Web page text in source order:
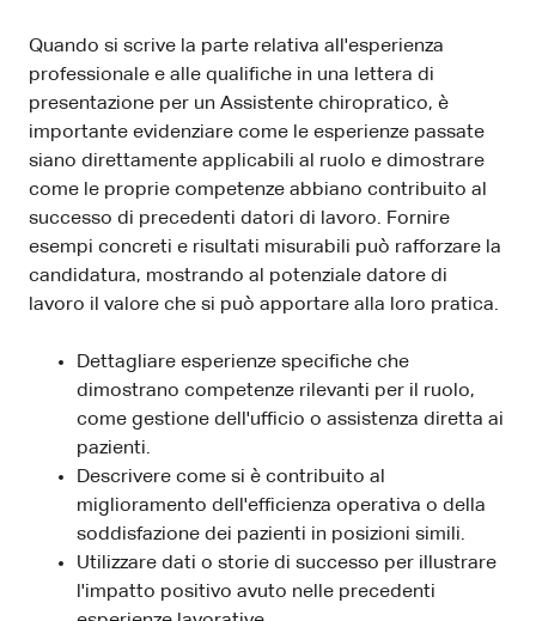
Quando si scrive la parte relativa all'esperienza
professionale e alle qualifiche in una lettera di
presentazione per un Assistente chiropratico, è
importante evidenziare come le esperienze passate
siano direttamente applicabili al ruolo e dimostrare
come le proprie competenze abbiano contribuito al
successo di precedenti datori di lavoro. Fornire
esempi concreti e risultati misurabili può rafforzare la
candidatura, mostrando al potenziale datore di
lavoro il valore che si può apportare alla loro pratica.
Dettagliare esperienze specifiche che
dimostrano competenze rilevanti per il ruolo,
come gestione dell'ufficio o assistenza diretta ai
pazienti.
Descrivere come si è contribuito al
miglioramento dell'efficienza operativa o della
soddisfazione dei pazienti in posizioni simili.
Utilizzare dati o storie di successo per illustrare
l'impatto positivo avuto nelle precedenti